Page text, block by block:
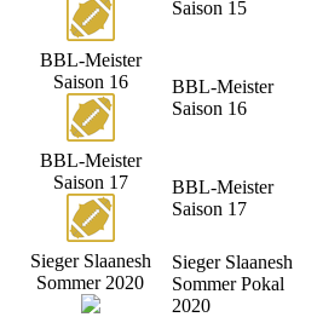
Saison 15
BBL-Meister
Saison 16
BBL-Meister
Saison 16
BBL-Meister
Saison 17
BBL-Meister
Saison 17
Sieger Slaanesh
Sommer 2020
Sieger Slaanesh
Sommer Pokal
2020